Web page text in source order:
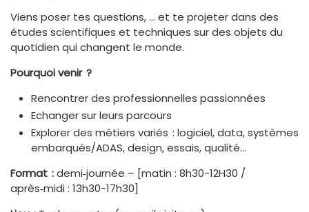
Viens poser tes questions, … et te projeter dans des
études scientifiques et techniques sur des objets du
quotidien qui changent le monde.
Pourquoi venir ?
Rencontrer des professionnelles passionnées
Echanger sur leurs parcours
Explorer des métiers variés : logiciel, data, systèmes
embarqués/ADAS, design, essais, qualité…
Format :demi‑journée – [matin : 8h30-12H30 /
après‑midi : 13h30-17h30]